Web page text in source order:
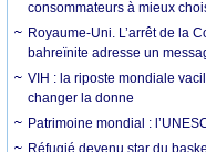
consommateurs à mieux
Royaume-Uni. L’arrêt de la
bahreïnite adresse un
VIH : la riposte mondiale
changer la donne
Patrimoine mondial :
Réfugié devenu star du